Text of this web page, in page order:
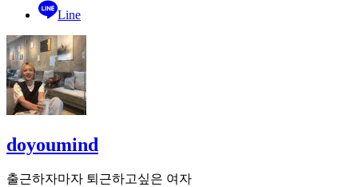
Line
doyoumind
출근하자마자 퇴근하고싶은 여자